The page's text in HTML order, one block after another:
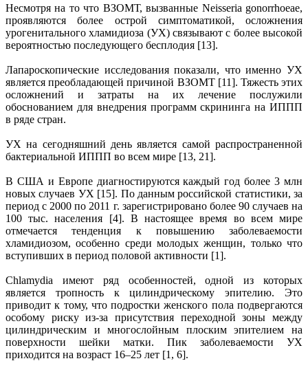
Несмотря на то что ВЗОМТ, вызванные Neisseria gonorrhoeae,
проявляются более острой симптоматикой, осложнения
урогенитального хламидиоза (УХ) связывают с более высокой
вероятностью последующего бесплодия [13].
Лапароскопические исследования показали, что именно УХ
является преобладающей причиной ВЗОМТ [11]. Тяжесть этих
осложнений и затраты на их лечение послужили
обоснованием для внедрения программ скрининга на ИППП
в ряде стран.
УХ на сегодняшний день является самой распространенной
бактериальной ИППП во всем мире [13, 21].
В США и Европе диагностируются каждый год более 3 млн
новых случаев УХ [15]. По данным российской статистики, за
период с 2000 по 2011 г. зарегистрировано более 90 случаев на
100 тыс. населения [4]. В настоящее время во всем мире
отмечается тенденция к повышению заболеваемости
хламидиозом, особенно среди молодых женщин, только что
вступивших в период половой активности [1].
Chlamydia имеют ряд особенностей, одной из которых
является тропность к цилиндрическому эпителию. Это
приводит к тому, что подростки женского пола подвергаются
особому риску из-за присутствия переходной зоны между
цилиндрическим и многослойным плоским эпителием на
поверхности шейки матки. Пик заболеваемости УХ
приходится на возраст 16–25 лет [1, 6].